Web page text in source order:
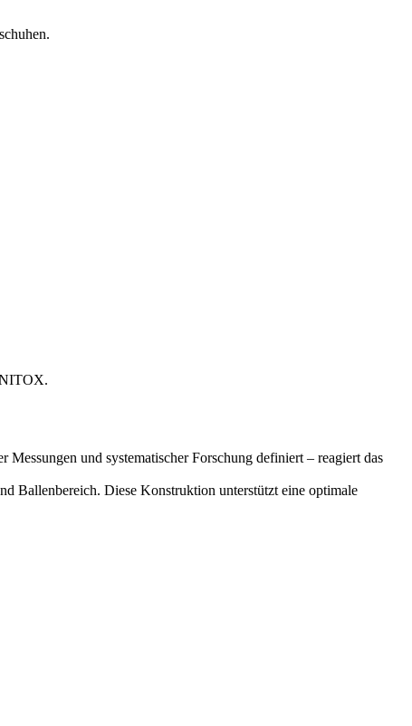
und systematischer Forschung definiert – reagiert das
Ballenbereich. Diese Konstruktion unterstützt eine optimale